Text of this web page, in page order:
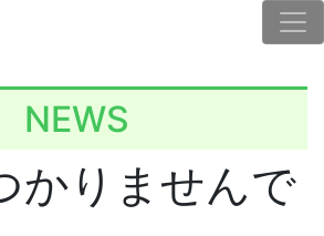
NEWS
かりませんで